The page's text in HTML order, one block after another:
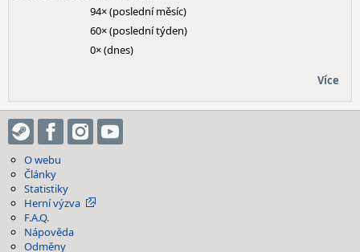
94× (poslední měsíc)
60× (poslední týden)
0× (dnes)
Více
O webu
Články
Statistiky
Herní výzva
F.A.Q.
Nápověda
Odměny